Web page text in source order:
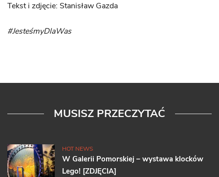
Tekst i zdjęcie: Stanisław Gazda
#JesteśmyDlaWas
MUSISZ PRZECZYTAĆ
HOT NEWS
W Galerii Pomorskiej – wystawa klocków
Lego! [ZDJĘCIA]